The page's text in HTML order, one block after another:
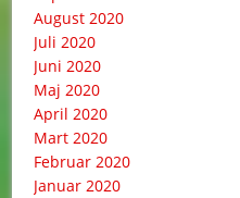
August 2020
Juli 2020
Juni 2020
Maj 2020
April 2020
Mart 2020
Februar 2020
Januar 2020